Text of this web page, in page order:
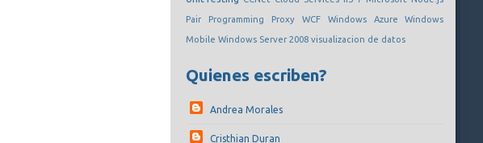
Pair Programming Proxy WCF Windows AzureWindows
MobileWindows Server 2008visualizacion de datos
Quienes escriben?
Andrea Morales
Cristhian Duran